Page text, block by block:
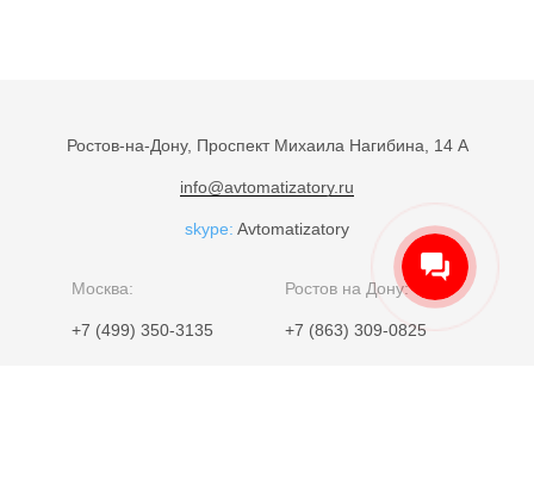
Ростов-на-Дону, Проспект Михаила Нагибина, 14 А
info@avtomatizatory.ru
skype: Avtomatizatory
Москва:
+7 (499) 350-3135
Ростов на Дону:
+7 (863) 309-0825